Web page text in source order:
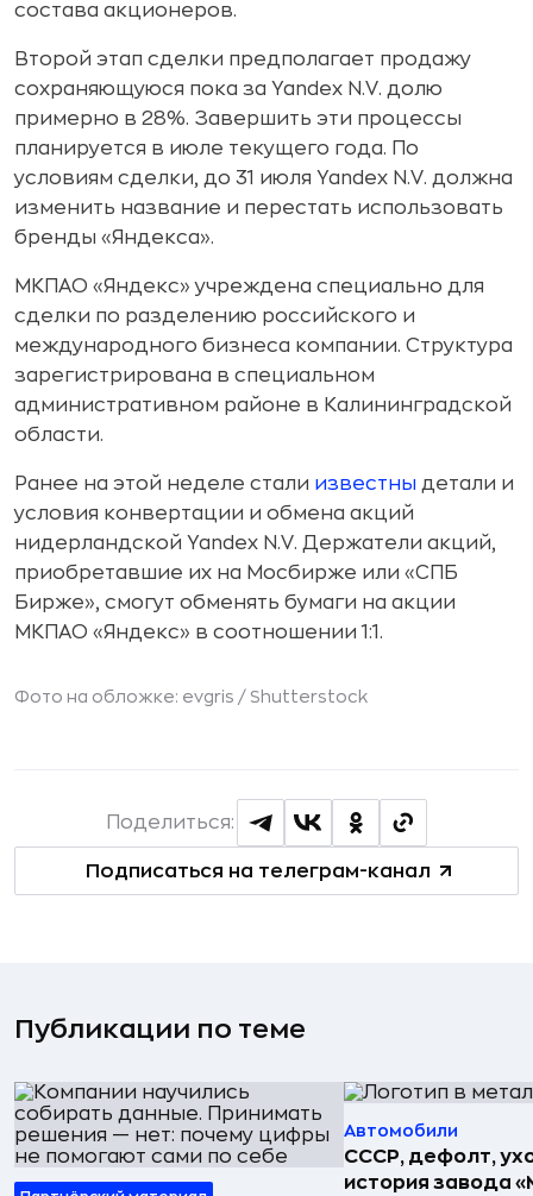
состава акционеров.
Второй этап сделки предполагает продажу
сохраняющуюся пока за Yandex N.V. долю
примерно в 28%. Завершить эти процессы
планируется в июле текущего года. По
условиям сделки, до 31 июля Yandex N.V. должна
изменить название и перестать использовать
бренды «Яндекса».
МКПАО «Яндекс» учреждена специально для
сделки по разделению российского и
международного бизнеса компании. Структура
зарегистрирована в специальном
административном районе в Калининградской
области.
Ранее на этой неделе стали известны детали и
условия конвертации и обмена акций
нидерландской Yandex N.V. Держатели акций,
приобретавшие их на Мосбирже или «СПБ
Бирже», смогут обменять бумаги на акции
МКПАО «Яндекс» в соотношении 1:1.
Фото на обложке: evgris / Shutterstock
Подписаться на телеграм-канал
Поделиться:
Публикации по теме
Автомобили
СССР, дефолт,
история завода